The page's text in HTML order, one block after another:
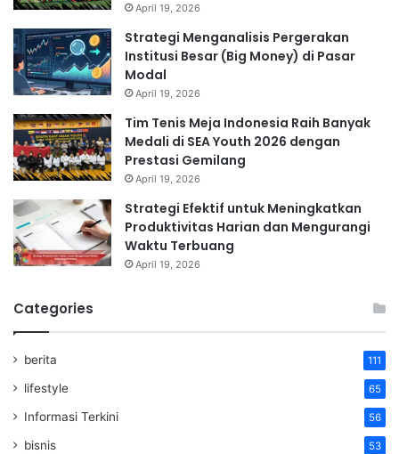
April 19, 2026
Strategi Menganalisis Pergerakan
Institusi Besar (Big Money) di Pasar
Modal
April 19, 2026
Tim Tenis Meja Indonesia Raih Banyak
Medali di SEA Youth 2026 dengan
Prestasi Gemilang
April 19, 2026
Strategi Efektif untuk Meningkatkan
Produktivitas Harian dan Mengurangi
Waktu Terbuang
April 19, 2026
Categories
berita 111
lifestyle 65
Informasi Terkini 56
bisnis 53